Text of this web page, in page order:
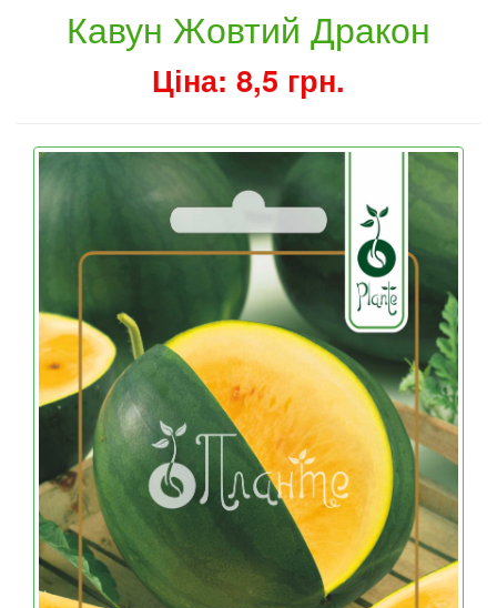
Кавун Жовтий Дракон
Ціна: 8,5 грн.